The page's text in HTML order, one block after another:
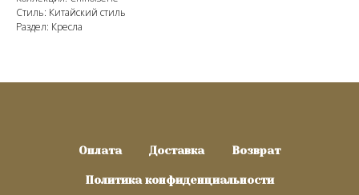
Стиль: Китайский стиль
Раздел: Кресла
Оплата Доставка Возврат
Политика конфиденциальности